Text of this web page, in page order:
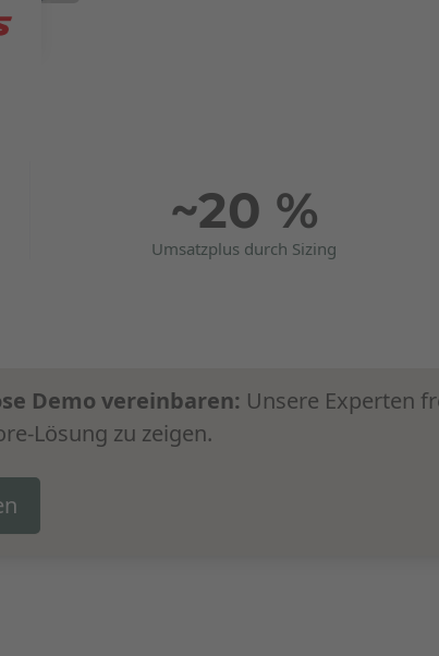
~20 %
Umsatzplus durch Sizing
Demo vereinbaren: Unsere Experten
Lösung zu zeigen.